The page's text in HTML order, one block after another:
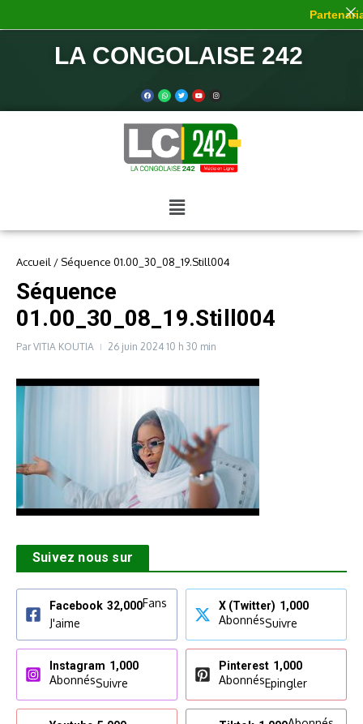
LA CONGOLAISE 242
Accueil / Séquence 01.00_30_08_19.Still004
Séquence
01.00_30_08_19.Still004
ParVITIA KOUTIA 26 juin 2024 10 h 30 min
Suivez nous sur
Facebook 32,000Fans
J'aime
X (Twitter) 1,000
AbonnésSuivre
Instagram 1,000
AbonnésSuivre
Pinterest 1,000
AbonnésEpingler